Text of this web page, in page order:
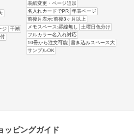
ジ
干潮
表紙変更・ページ追加
名入れカードでPR 年表ページ
前後月表示:前後3ヶ月以上
メモスペース:罫線無し
土曜日色分け
フルカラー名入れ対応
10冊から注文可能 書き込みスペース大
サンプルOK
ッピングガイド